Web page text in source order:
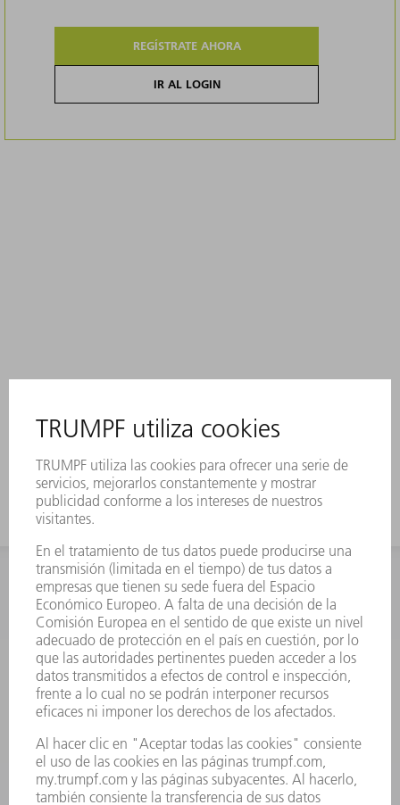
REGÍSTRATE AHORA
IR AL LOGIN
INFORMACIÓN
Preguntas más frecuentes
Condiciones generales de venta
CONTACTO
Departamento de Repuestos
+34 91 657 36 70
Viernes de 8h – 17h
repuestos@es.trumpf.com
CONTACTO